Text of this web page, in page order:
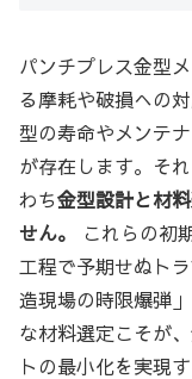
パンチプレス金型
る摩耗や破損への
型の寿命やメンテ
が存在します。そ
わち金型設計と材
せん。
これらの初
工程で予期せぬト
造現場の時限爆弾
な材料選定こそが
トの最小化を実現